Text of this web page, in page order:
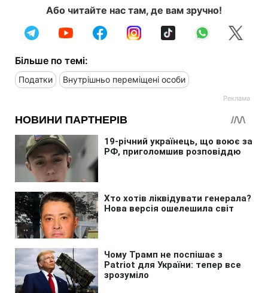
Або читайте нас там, де вам зручно!
Більше по темі:
Податки Внутрішньо переміщені особи